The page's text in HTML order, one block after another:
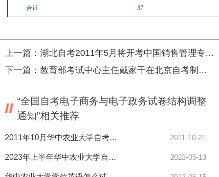
合计 37
上一篇： 湖北自考2011年5月将开考中国销售管理专业水平证书
下一篇： 教育部考试中心主任戴家干在北京自考制度建立30周年大会上的讲话
“全国自考电子商务与电子政务试卷结构调整
通知”相关推荐
2011年10月华中农业大学自考路线图 2011-10-21
2023年上半年华中农业大学自学考试学士学位申请工作通知 2023-05-13